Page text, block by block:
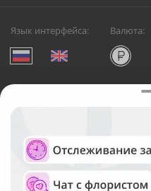
Язык интерфейса: Валюта:
Служба круглосуточной
Русский Букет, 2026
Общество с ограниченной
ОГРН: 1195476081745, ИНН:
Юридический адрес: г.
д.42, оф. 3